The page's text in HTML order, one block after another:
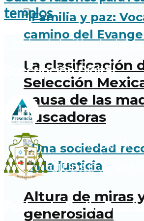
La clasificación
Selección
causa de las
buscadoras
Altura de miras
generosidad
templos
FacebookTwitter
Suscripción Digital
Podcasts Radio